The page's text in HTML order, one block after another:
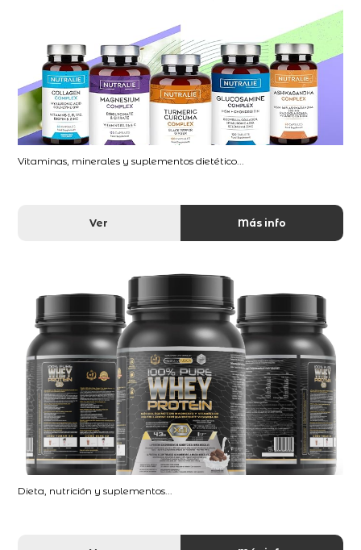
Vitaminas, minerales y suplementos dietético...
Ver Más info
Dieta, nutrición y suplementos...